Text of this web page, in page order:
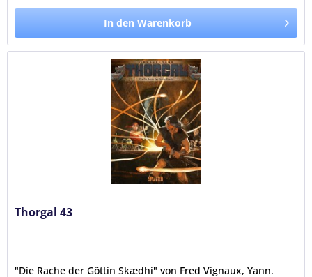
In den Warenkorb
Thorgal 43
"Die Rache der Göttin Skædhi" von Fred Vignaux, Yann.